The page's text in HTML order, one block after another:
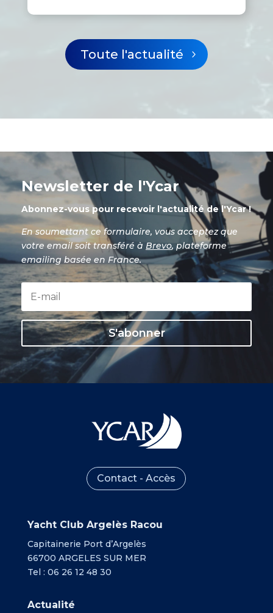
Toute l'actualité
Newsletter de l'Ycar
Abonnez-vous pour recevoir l'actualité de l'Ycar !
En soumettant ce formulaire, vous acceptez que
votre email soit transféré à Brevo, plateforme
emailing basée en France.
S'abonner
Contact - Accès
Yacht Club Argelès Racou
Capitainerie Port d’Argelès
66700 ARGELES SUR MER
Tel : 06 26 12 48 30
Actualité